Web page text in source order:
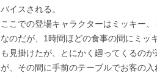
バイスされる。
ここでの登場キャラクターはミッキー
なのだが、1時間ほどの食事の間にミッ
も見掛けたが、とにかく廻ってくるの
が、その間に手前のテーブルでお客の